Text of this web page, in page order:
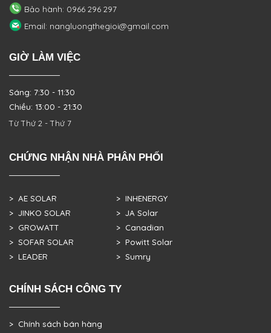
Bảo hành: 0966 296 297
Email: nangluongthegioi@gmail.com
GIỜ LÀM VIỆC
Sáng: 7:30 - 11:30
Chiều: 13:00 - 21:30
Từ Thứ 2 - Thứ 7
CHỨNG NHẬN NHÀ PHÂN PHỐI
> AE SOLAR
> JINKO SOLAR
> GROWATT
> SOFAR SOLAR
> LEADER
> INHENERGY
> JA Solar
> Canadian
> Powitt Solar
> Sumry
CHÍNH SÁCH CÔNG TY
> Chính sách bán hàng